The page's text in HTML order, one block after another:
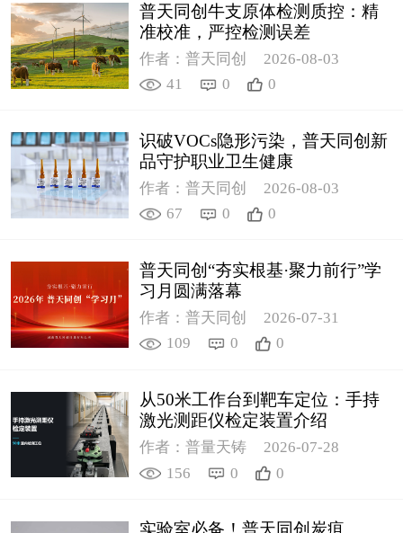
普天同创牛支原体检测质控：精
准校准，严控检测误差
作者：普天同创
2026-08-03
41
0 0
识破VOCs隐形污染，普天同创新
品守护职业卫生健康
作者：普天同创
2026-08-03
67
0 0
普天同创“夯实根基·聚力前行”学
习月圆满落幕
作者：普天同创
2026-07-31
109
0 0
从50米工作台到靶车定位：手持
激光测距仪检定装置介绍
作者：普量天铸
2026-07-28
156
0 0